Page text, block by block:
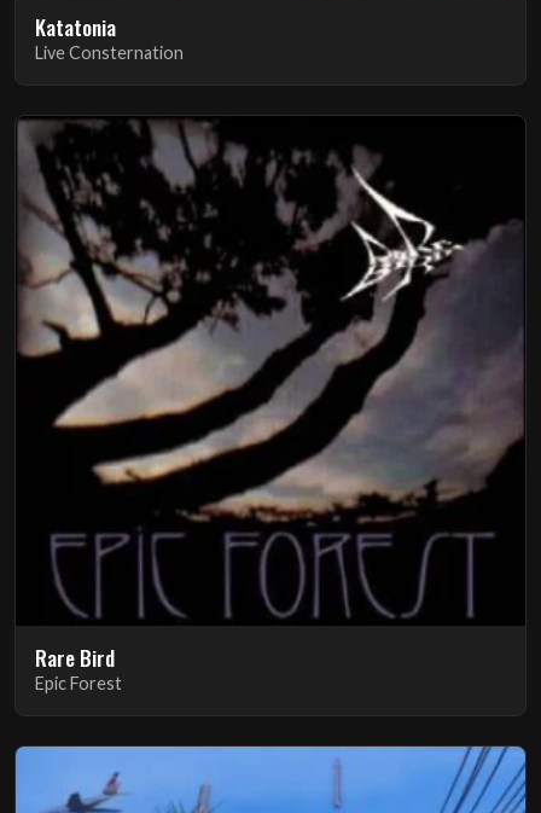
Katatonia
Live Consternation
Rare Bird
Epic Forest